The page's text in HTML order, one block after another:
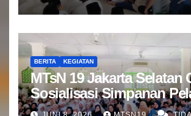
BERITA KEGIATAN
MTsN 19 Jakarta Selatan
Sosialisasi Simpanan
(SIMPEL) Bersama Bank